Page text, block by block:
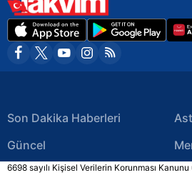
Son Dakika Haberleri
Güncel
Ekonomi Haberleri
6698 sayılı Kişisel Verilerin Korunması Kanunu